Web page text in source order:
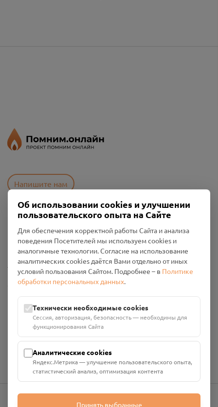
Напишите нам
Политика конфиденциальности
Промо-материалы
Настройки cookies
Общество с ограниченной ответственностью «Смоленский
Проект Помним»
ИНН: 6700029207 ОГРН: 1256700001986
Юридический адрес: 216790, Смоленская область, р-н
Руднянский, г. Рудня, улица Западная, д. 26А, пом. 18
Номер счёта: 40702810901130004287 в АО "АЛЬФА-БАНК"
Об использовании cookies и улучшении
пользовательского опыта на Сайте
Для обеспечения корректной работы Сайта и анализа
поведения Посетителей мы используем cookies и
аналогичные технологии. Согласие на использование
аналитических cookies даётся Вами отдельно от иных
условий пользования Сайтом. Подробнее – в Политике
обработки персональных данных.
Технически необходимые cookies
Сессия, авторизация, безопасность — необходимы для
функционирования Сайта
Аналитические cookies
Яндекс.Метрика — улучшение пользовательского опыта,
статистический анализ, оптимизация контента
Принять выбранные